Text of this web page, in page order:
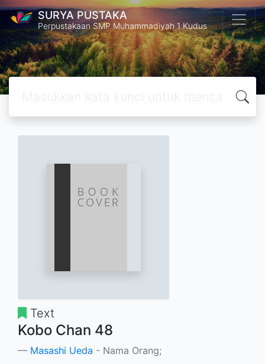
SURYA PUSTAKA
Perpustakaan SMP Muhammadiyah 1 Kudus
Text
Kobo Chan 48
Masashi Ueda - Nama Orang;